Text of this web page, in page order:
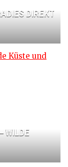
DIREKT
WILDE